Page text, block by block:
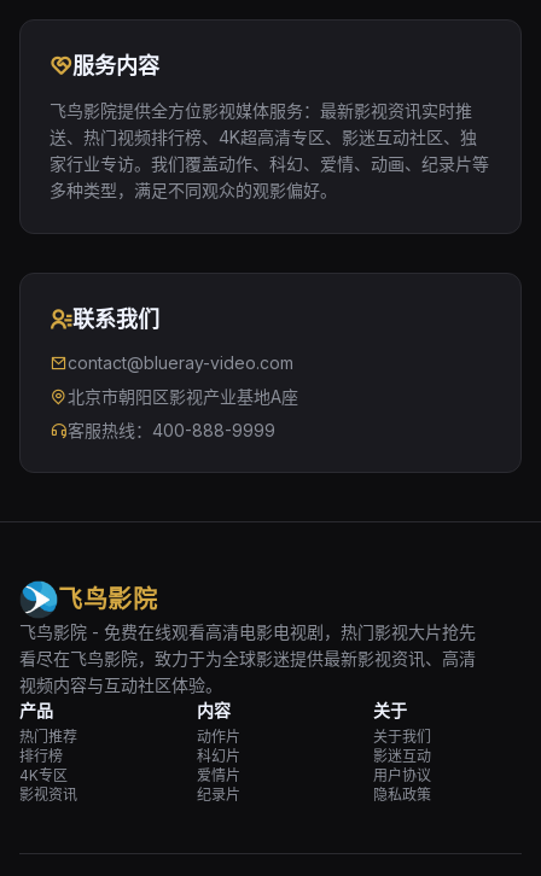
服务内容
飞鸟影院提供全方位影视媒体服务：最新影视资讯实时推
送、热门视频排行榜、4K超高清专区、影迷互动社区、独
家行业专访。我们覆盖动作、科幻、爱情、动画、纪录片等
多种类型，满足不同观众的观影偏好。
联系我们
contact@blueray-video.com
北京市朝阳区影视产业基地A座
客服热线：400-888-9999
飞鸟影院
飞鸟影院 - 免费在线观看高清电影电视剧，热门影视大片抢先
看尽在飞鸟影院，致力于为全球影迷提供最新影视资讯、高清
视频内容与互动社区体验。
产品
热门推荐
排行榜
4K专区
影视资讯
内容
动作片
科幻片
爱情片
纪录片
关于
关于我们
影迷互动
用户协议
隐私政策